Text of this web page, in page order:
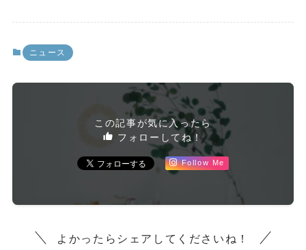
ニュース
この記事が気に入ったら
フォローしてね！
Follow Me
よかったらシェアしてくださいね！